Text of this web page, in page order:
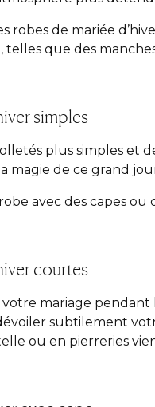
de mariée
que des
simples
plus simples et
magie de ce grand
avec des capes
courtes
mariage
subtilement
ou en pierreries